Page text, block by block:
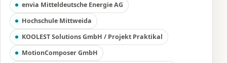
envia Mitteldeutsche Energie AG
Hochschule Mittweida
KOOLEST Solutions GmbH / Projekt Praktikal
MotionComposer GmbH